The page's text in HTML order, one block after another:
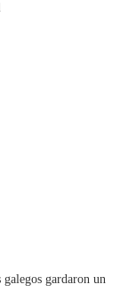
gardaron un